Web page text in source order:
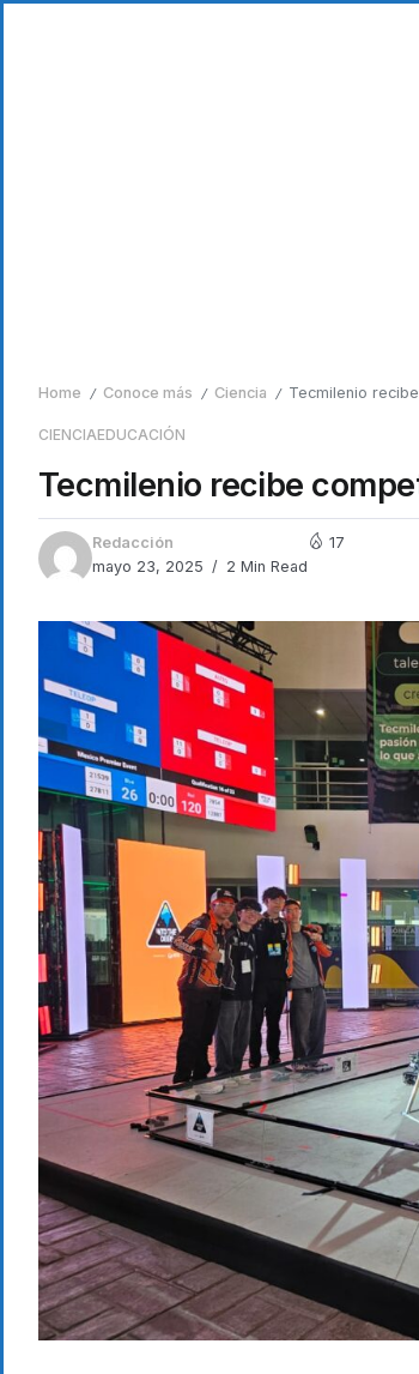
Home / Conoce más / Ciencia / Tecmilenio
CIENCIAEDUCACIÓN
Tecmilenio recibe
Redacción
mayo 23, 2025
2 Min Read
17